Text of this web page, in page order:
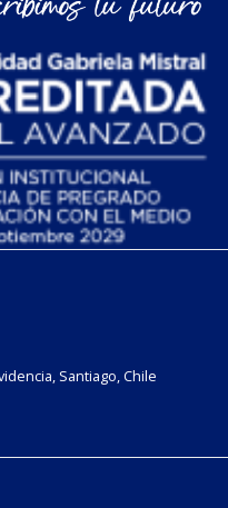
Santiago, Chile